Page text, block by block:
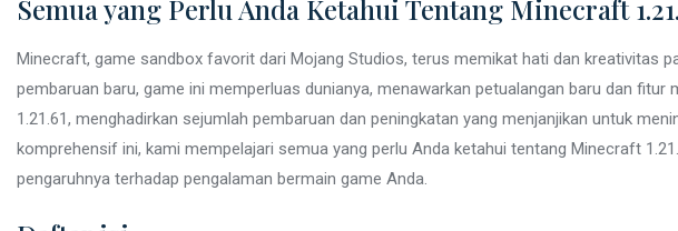
Semua yang Perlu Anda Ketahui Tentang Minecraft
Minecraft, game sandbox favorit dari Mojang Studios, terus memikat hati dan kreativitas
pembaruan baru, game ini memperluas dunianya, menawarkan petualangan baru dan fitur
1.21.61, menghadirkan sejumlah pembaruan dan peningkatan yang menjanjikan untuk
komprehensif ini, kami mempelajari semua yang perlu Anda ketahui tentang Minecraft
pengaruhnya terhadap pengalaman bermain game Anda.